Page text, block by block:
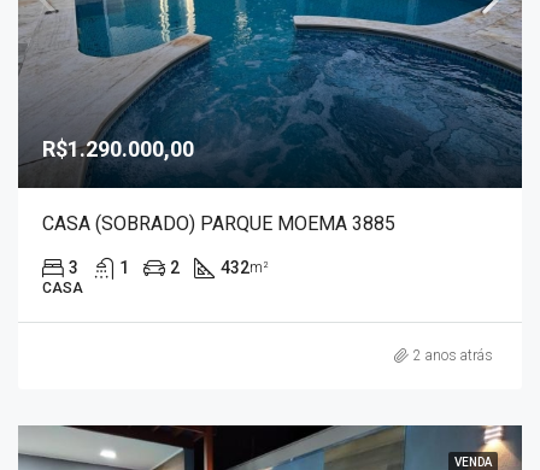
R$1.290.000,00
CASA (SOBRADO) PARQUE MOEMA 3885
3 1 2 432m²
CASA
2 anos atrás
VENDA